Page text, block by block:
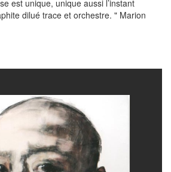
est unique, unique aussi l’instant
dilué trace et orchestre. " Marion